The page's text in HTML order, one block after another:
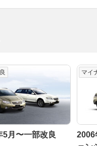
5月〜一部改良
マイ
2006